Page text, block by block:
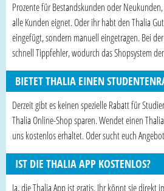
Prozente für Bestandskunden oder
alle Kunden eignet. Oder ihr habt den Thalia
eingefügt, sondern manuell eingetragen. Bei
schnell Tippfehler, wodurch das Shopsystem
BIETET THALIA EINEN
Derzeit gibt es keinen spezielle Rabatt für
Thalia Online-Shop sparen. Wendet einen
uns kostenlos erhaltet. Oder sucht euch
IST DIE THALIA APP KOSTENLOS?
Ja, die Thalia App ist gratis. Ihr könnt sie direkt